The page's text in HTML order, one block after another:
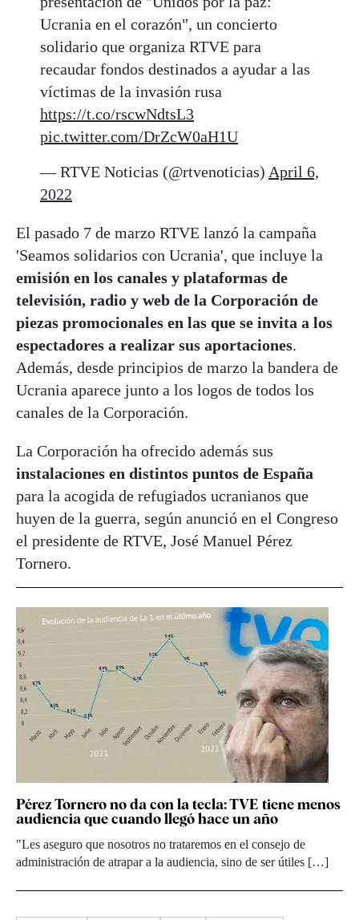
Ucrania en el corazón", un concierto
solidario que organiza RTVE para
recaudar fondos destinados a ayudar a las
víctimas de la invasión rusa
https://t.co/rscwNdtsL3
pic.twitter.com/DrZcW0aH1U
— RTVE Noticias (@rtvenoticias) April 6,
2022
El pasado 7 de marzo RTVE lanzó la campaña
'Seamos solidarios con Ucrania', que incluye la
emisión en los canales y plataformas de
televisión, radio y web de la Corporación de
piezas promocionales en las que se invita a los
espectadores a realizar sus aportaciones.
Además, desde principios de marzo la bandera de
Ucrania aparece junto a los logos de todos los
canales de la Corporación.
La Corporación ha ofrecido además sus
instalaciones en distintos puntos de España
para la acogida de refugiados ucranianos que
huyen de la guerra, según anunció en el Congreso
el presidente de RTVE, José Manuel Pérez
Tornero.
Pérez Tornero no da con la tecla: TVE tiene menos
audiencia que cuando llegó hace un año
"Les aseguro que nosotros no trataremos en el consejo de
administración de atrapar a la audiencia, sino de ser útiles […]